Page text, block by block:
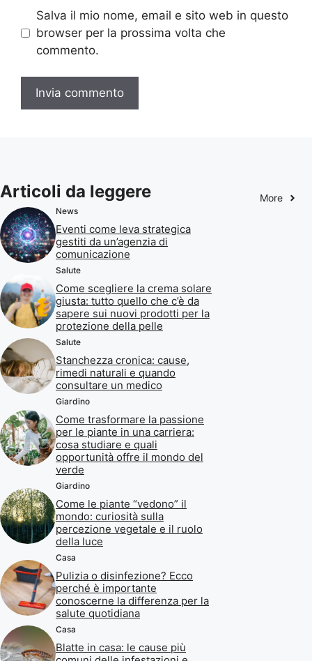
Salva il mio nome, email e sito web in questo
browser per la prossima volta che
commento.
Articoli da leggere More
News
Eventi come leva strategica
gestiti da un’agenzia di
comunicazione
Salute
Come scegliere la crema solare
giusta: tutto quello che c’è da
sapere sui nuovi prodotti per la
protezione della pelle
Salute
Stanchezza cronica: cause,
rimedi naturali e quando
consultare un medico
Giardino
Come trasformare la passione
per le piante in una carriera:
cosa studiare e quali
opportunità offre il mondo del
verde
Giardino
Come le piante “vedono” il
mondo: curiosità sulla
percezione vegetale e il ruolo
della luce
Casa
Pulizia o disinfezione? Ecco
perché è importante
conoscerne la differenza per la
salute quotidiana
Casa
Blatte in casa: le cause più